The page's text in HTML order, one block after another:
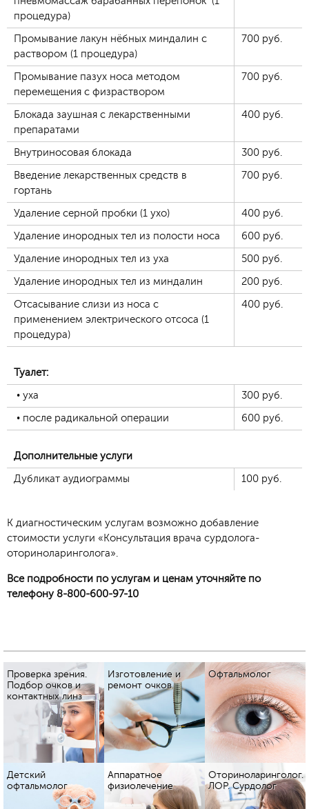
Проверка зрения.
Подбор очков и
контактных линз
Изготовление и
ремонт очков
Офтальмолог
Детский
офтальмолог
Аппаратное
физиолечение
Оториноларинголог.
ЛОР. Сурдолог
процедура)
Промывание лакун нёбных миндалин с
раствором (1 процедура)
700 руб.
Промывание пазух носа методом
перемещения с физраствором
700 руб.
Блокада заушная с лекарственными
препаратами
400 руб.
Внутриносовая блокада 300 руб.
Введение лекарственных средств в
гортань
700 руб.
Удаление серной пробки (1 ухо) 400 руб.
Удаление инородных тел из полости носа
600 руб.
Удаление инородных тел из уха
500 руб.
Удаление инородных тел из миндалин
200 руб.
Отсасывание слизи из носа с
применением электрического отсоса (1
процедура)
400 руб.
Туалет:
• уха
300 руб.
• после радикальной операции
600 руб.
Дополнительные услуги
Дубликат аудиограммы
100 руб.
К диагностическим услугам возможно добавление
стоимости услуги «Консультация врача сурдолога-
оториноларинголога».
Все подробности по услугам и ценам уточняйте по
телефону 8-800-600-97-10